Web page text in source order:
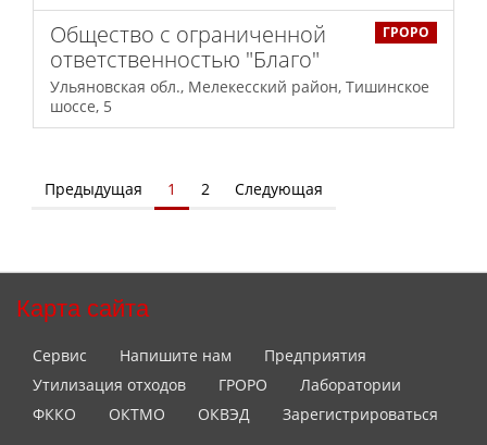
ГРОРО
Общество с ограниченной
ответственностью "Благо"
Ульяновская обл., Мелекесский район, Тишинское
шоссе, 5
Предыдущая 1 2 Следующая
Карта сайта
Сервис Напишите нам
Предприятия
Утилизация отходов
ГРОРО
Лаборатории
ФККО
ОКТМО ОКВЭД Зарегистрироваться